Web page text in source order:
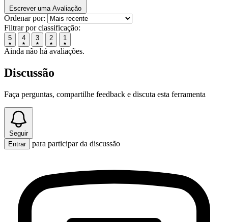
Escrever uma Avaliação
Ordenar por:
Filtrar por classificação:
5 4 3 2 1
Ainda não há avaliações.
Discussão
Faça perguntas, compartilhe feedback e discuta esta ferramenta
Seguir
Entrar
para participar da discussão